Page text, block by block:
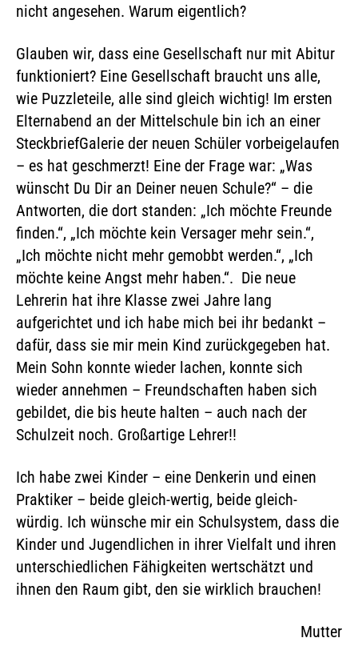
nicht angesehen. Warum eigentlich?
Glauben wir, dass eine Gesellschaft nur mit Abitur
funktioniert? Eine Gesellschaft braucht uns alle,
wie Puzzleteile, alle sind gleich wichtig! Im ersten
Elternabend an der Mittelschule bin ich an einer
SteckbriefGalerie der neuen Schüler vorbeigelaufen
– es hat geschmerzt! Eine der Frage war: „Was
wünscht Du Dir an Deiner neuen Schule?“ – die
Antworten, die dort standen: „Ich möchte Freunde
finden.“, „Ich möchte kein Versager mehr sein.“,
„Ich möchte nicht mehr gemobbt werden.“, „Ich
möchte keine Angst mehr haben.“. Die neue
Lehrerin hat ihre Klasse zwei Jahre lang
aufgerichtet und ich habe mich bei ihr bedankt –
dafür, dass sie mir mein Kind zurückgegeben hat.
Mein Sohn konnte wieder lachen, konnte sich
wieder annehmen – Freundschaften haben sich
gebildet, die bis heute halten – auch nach der
Schulzeit noch. Großartige Lehrer!!
Ich habe zwei Kinder – eine Denkerin und einen
Praktiker – beide gleich-wertig, beide gleich-
würdig. Ich wünsche mir ein Schulsystem, dass die
Kinder und Jugendlichen in ihrer Vielfalt und ihren
unterschiedlichen Fähigkeiten wertschätzt und
ihnen den Raum gibt, den sie wirklich brauchen!
Mutter